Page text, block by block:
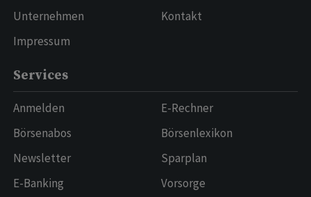
Unternehmen
Impressum
Kontakt
Services
Anmelden
Börsenabos
Newsletter
E-Banking
E-Rechner
Börsenlexikon
Sparplan
Vorsorge